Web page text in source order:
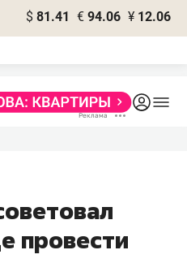
$ 81.41 € 94.06 ¥ 12.06
провести